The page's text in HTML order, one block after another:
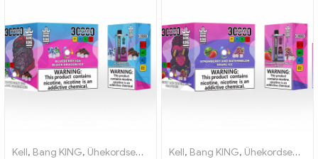
Kell, Bang KING, Ühekordsed e-sigaretid Leedu ,Ühekordsed e-
Kell, Bang KING, Ühekordsed e-sigaretid Leedu